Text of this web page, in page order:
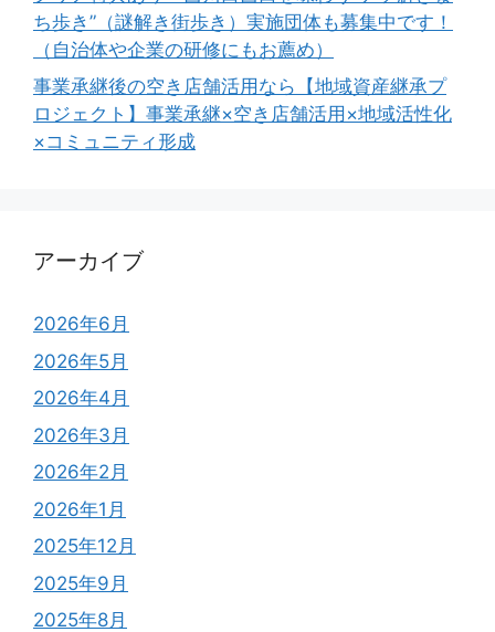
ち歩き”（謎解き街歩き）実施団体も募集中です！
（自治体や企業の研修にもお薦め）
事業承継後の空き店舗活用なら【地域資産継承プ
ロジェクト】事業承継×空き店舗活用×地域活性化
×コミュニティ形成
アーカイブ
2026年6月
2026年5月
2026年4月
2026年3月
2026年2月
2026年1月
2025年12月
2025年9月
2025年8月